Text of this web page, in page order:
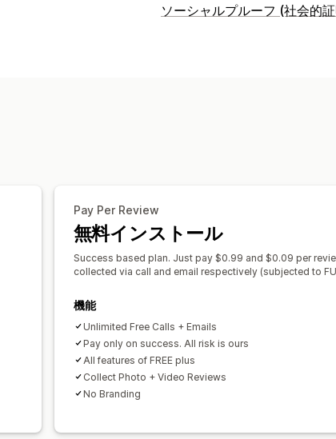
表示オプション
ソーシャルプルーフ (社会的
Pay Per Review
無料インストール
Success based plan. Just pay $0.99 and $0.09 per
collected via call and email respectively (subjected to
機能
Unlimited Free Calls + Emails
Pay only on success. All risk is ours
All features of FREE plus
Collect Photo + Video Reviews
No Branding